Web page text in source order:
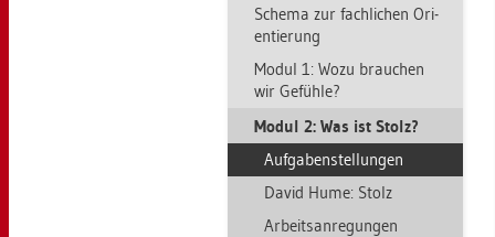
Sche­ma zur fach­li­chen Ori­
en­tie­rung
Modul 1: Wozu brau­chen
wir Ge­füh­le?
Modul 2: Was ist Stolz?
Auf­ga­ben­stel­lun­gen
David Hume: Stolz
Ar­beits­an­re­gun­gen